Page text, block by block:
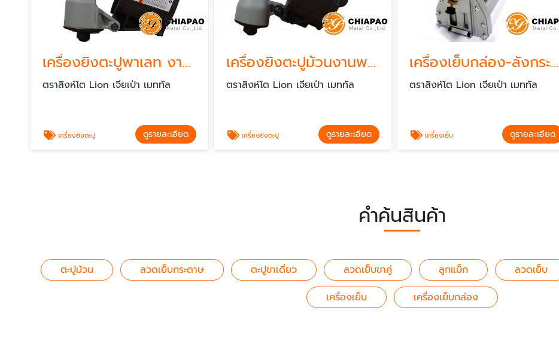
เครื่องยิงตะปูพาเลท งานไม้
ตราสิงห์โต Lion เจียเป่า เมททัล
เครื่องยิงตะปู ดูรายละเอียด
เครื่องยิงตะปูม้วนงานพาเลท
ตราสิงห์โต Lion เจียเป่า เมททัล
เครื่องยิงตะปู ดูรายละเอียด
เครื่องเย็บกล่อง-ลังกระดาษ สมุทรปราการ
ตราสิงห์โต Lion เจียเป่า เมททัล
เครื่องเย็บ ดูรายละเอียด
คำค้นสินค้า
ตะปูม้วน ลวดเย็บกระดาษ ตะปูขาเดี่ยว ลวดเย็บขาคู่ ลูกแม็ก ลวดเย็บ
เครื่องเย็บ
เครื่องเย็บกล่อง